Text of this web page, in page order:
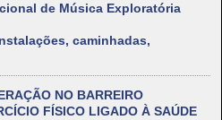
de Música Exploratória
caminhadas,
NO BARREIRO
FÍSICO LIGADO À SAÚDE